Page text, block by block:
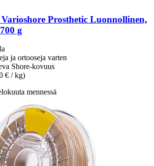
Varioshore Prosthetic Luonnollinen,
g
ja ortooseja varten
Shore-kovuus
€ / kg)
mennessä